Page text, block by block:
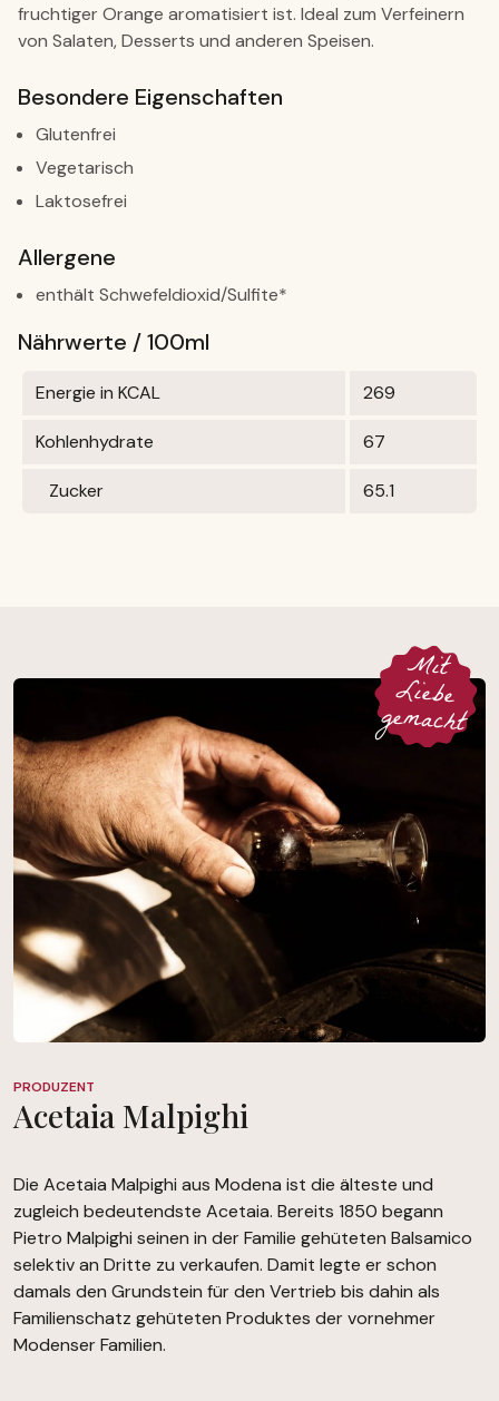
fruchtiger Orange aromatisiert ist. Ideal zum Verfeinern
von Salaten, Desserts und anderen Speisen.
Besondere Eigenschaften
Glutenfrei
Vegetarisch
Laktosefrei
Allergene
enthält Schwefeldioxid/Sulfite*
Nährwerte / 100ml
Energie in KCAL 269
Kohlenhydrate 67
Zucker 65.1
PRODUZENT
Acetaia Malpighi
Die Acetaia Malpighi aus Modena ist die älteste und
zugleich bedeutendste Acetaia. Bereits 1850 begann
Pietro Malpighi seinen in der Familie gehüteten Balsamico
selektiv an Dritte zu verkaufen. Damit legte er schon
damals den Grundstein für den Vertrieb bis dahin als
Familienschatz gehüteten Produktes der vornehmer
Modenser Familien.
M
it
Liebe
gemacht